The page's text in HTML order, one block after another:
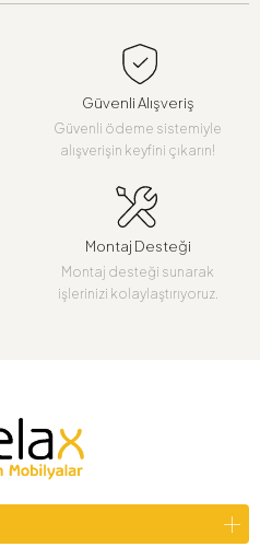
Güvenli Alışveriş
Güvenli ödeme sistemiyle
alışverişin keyfini çıkarın!
Montaj Desteği
Montaj desteği sunarak
işlerinizi kolaylaştırıyoruz.